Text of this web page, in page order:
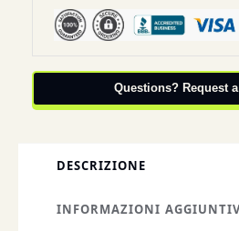
Questions? Request
DESCRIZIONE
INFORMAZIONI